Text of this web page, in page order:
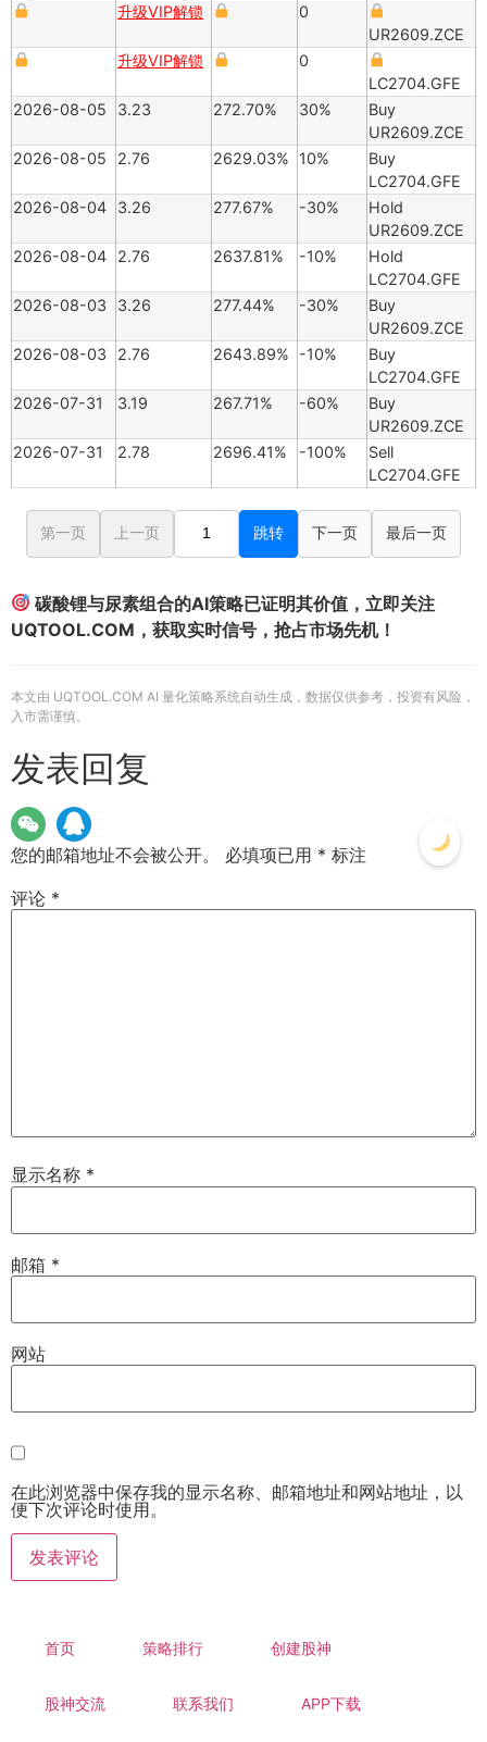
升级VIP解锁
0
UR2609.ZCE
升级VIP解锁
0
LC2704.GFE
2026-08-05
3.23 272.70% 30%
Buy
UR2609.ZCE
2026-08-05
2.76 2629.03% 10%
Buy
LC2704.GFE
2026-08-04
3.26 277.67% -30%
Hold
UR2609.ZCE
2026-08-04
2.76 2637.81% -10%
Hold
LC2704.GFE
2026-08-03
3.26 277.44% -30%
Buy
UR2609.ZCE
2026-08-03
2.76 2643.89% -10%
Buy
LC2704.GFE
2026-07-31
3.19 267.71% -60%
Buy
UR2609.ZCE
2026-07-31
2.78 2696.41% -100%
Sell
LC2704.GFE
第一页 上一页 跳转 下一页 最后一页
碳酸锂与尿素组合的AI策略已证明其价值，立即关注
UQTOOL.COM，获取实时信号，抢占市场先机！
本文由 UQTOOL.COM AI 量化策略系统自动生成，数据仅供参考，投资有风险，
入市需谨慎。
发表回复
您的邮箱地址不会被公开。 必填项已用 * 标注
评论 *
显示名称 *
邮箱 *
网站
在此浏览器中保存我的显示名称、邮箱地址和网站地址，以
便下次评论时使用。
首页 策略排行 创建股神
股神交流 联系我们 APP下载